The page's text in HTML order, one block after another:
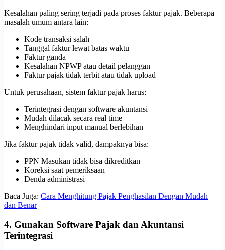
Kesalahan paling sering terjadi pada proses faktur pajak. Beberapa
masalah umum antara lain:
Kode transaksi salah
Tanggal faktur lewat batas waktu
Faktur ganda
Kesalahan NPWP atau detail pelanggan
Faktur pajak tidak terbit atau tidak upload
Untuk perusahaan, sistem faktur pajak harus:
Terintegrasi dengan software akuntansi
Mudah dilacak secara real time
Menghindari input manual berlebihan
Jika faktur pajak tidak valid, dampaknya bisa:
PPN Masukan tidak bisa dikreditkan
Koreksi saat pemeriksaan
Denda administrasi
Baca Juga: Cara Menghitung Pajak Penghasilan Dengan Mudah
dan Benar
4. Gunakan Software Pajak dan Akuntansi
Terintegrasi